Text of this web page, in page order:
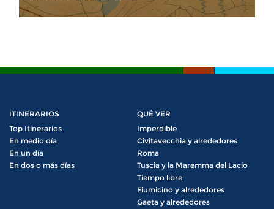
ITINERARIOS
Top Itinerarios
En medio día
En un día
En dos o más días
QUÉ VER
Imperdible
Civitavecchia y alrededores
Roma
Tuscia y la Maremma del Lacio
Tiempo libre
Fiumicino y alrededores
Gaeta y alrededores